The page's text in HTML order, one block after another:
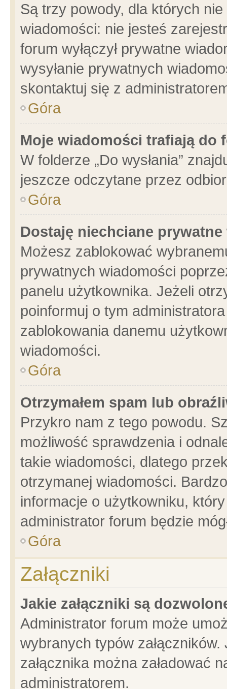
Są trzy powody, dla których
wiadomości: nie jesteś
forum wyłączył prywatne
wysyłanie prywatnych
skontaktuj się z
Góra
Moje wiadomości trafiają do
W folderze „Do wysłania”
jeszcze odczytane przez
Góra
Dostaję niechciane
Możesz zablokować
prywatnych wiadomości
panelu użytkownika. Jeżeli
poinformuj o tym
zablokowania danemu
wiadomości.
Góra
Otrzymałem spam lub
Przykro nam z tego powodu.
możliwość sprawdzenia i
takie wiadomości, dlatego
otrzymanej wiadomości.
informacje o użytkowniku,
administrator forum będzie
Góra
Załączniki
Jakie załączniki są
Administrator forum może
wybranych typów
załącznika można załadować
administratorem.